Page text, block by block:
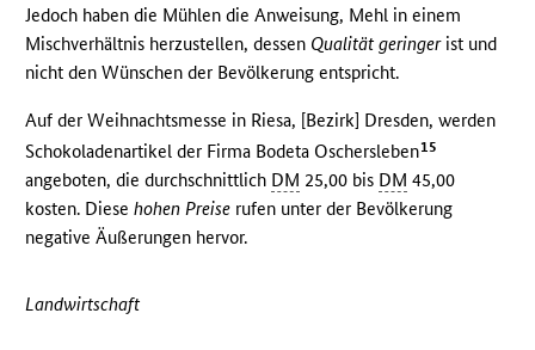
Jedoch haben die Mühlen die Anweisung, Mehl in einem
Mischverhältnis herzustellen, dessen Qualität geringerist und
nicht den Wünschen der Bevölkerung entspricht.
Auf der Weihnachtsmesse in Riesa, [Bezirk] Dresden, werden
Schokoladenartikel der Firma Bodeta Oschersleben15
angeboten, die durchschnittlich DM 25,00 bis DM 45,00
kosten. Diesehohen Preise rufen unter der Bevölkerung
negative Äußerungen hervor.
Landwirtschaft